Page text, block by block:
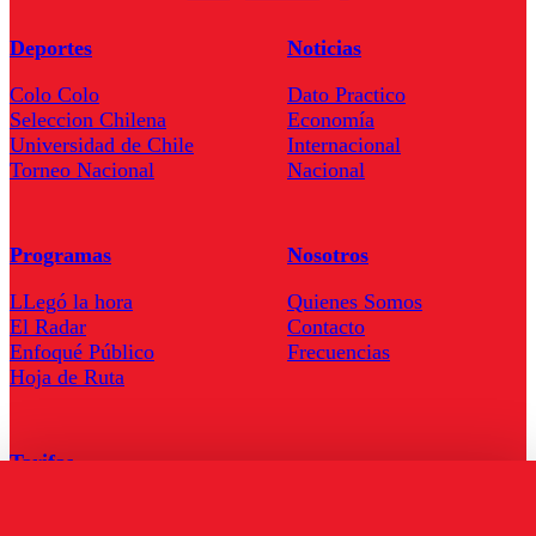
Deportes
Colo Colo
Seleccion Chilena
Universidad de Chile
Torneo Nacional
Noticias
Dato Practico
Economía
Internacional
Nacional
Programas
LLegó la hora
El Radar
Enfoqué Público
Hoja de Ruta
Nosotros
Quienes Somos
Contacto
Frecuencias
Tarifas